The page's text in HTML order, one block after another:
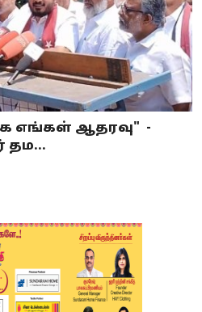
எங்கள் ஆதரவு" -
தம...